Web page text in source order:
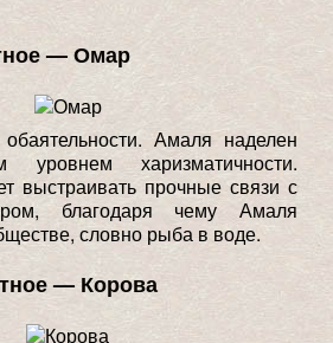
— Омар
Амаля наделен
уровнем харизматичности.
выстраивать прочные связи с
благодаря чему Амаля
словно рыба в воде.
— Корова